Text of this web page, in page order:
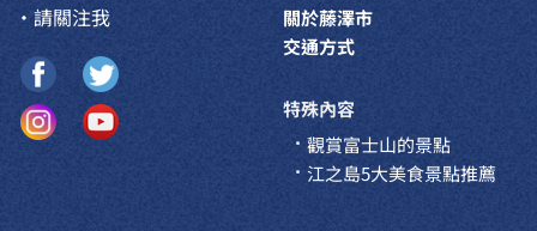
關於藤澤市
交通方式
特殊內容
觀賞富士山的景點
江之島5大美食景點推薦
・請關注我